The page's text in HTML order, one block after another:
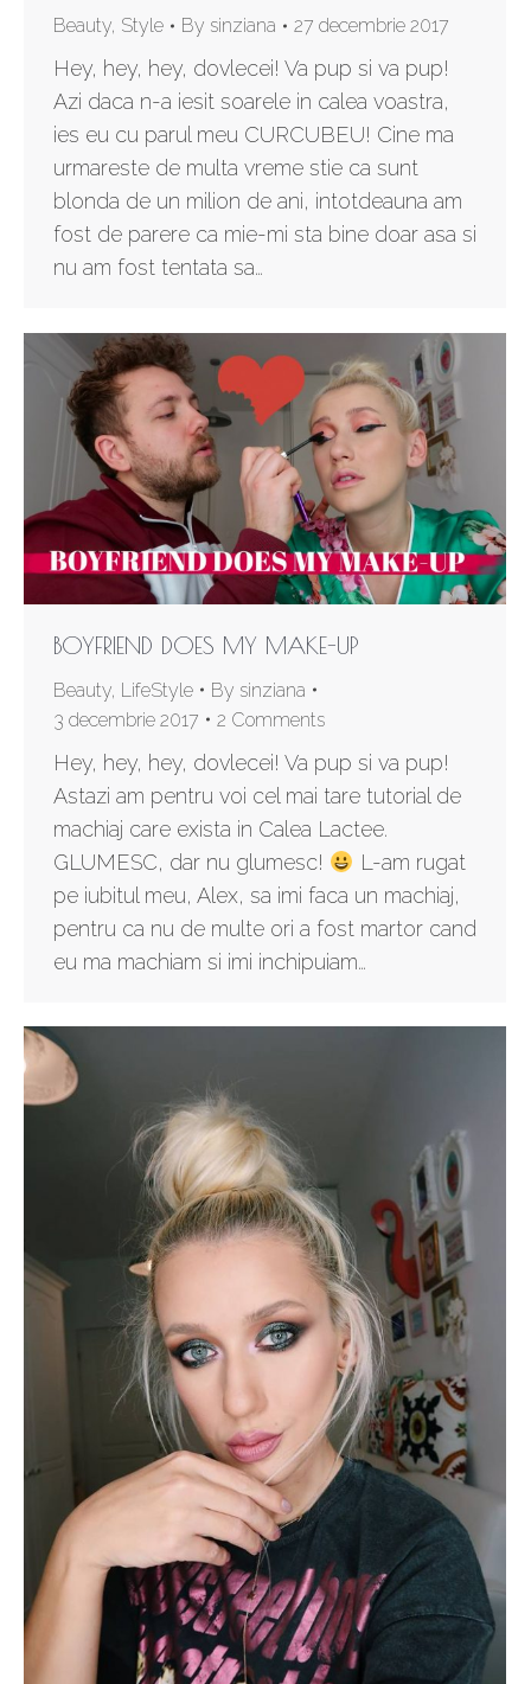
Beauty, Style By sinziana 27 decembrie 2017
Hey, hey, hey, dovlecei! Va pup si va pup!
Azi daca n-a iesit soarele in calea voastra,
ies eu cu parul meu CURCUBEU! Cine ma
urmareste de multa vreme stie ca sunt
blonda de un milion de ani, intotdeauna am
fost de parere ca mie-mi sta bine doar asa si
nu am fost tentata sa…
BOYFRIEND DOES MY MAKE-UP
Beauty, LifeStyle By sinziana
3 decembrie 2017
2 Comments
Hey, hey, hey, dovlecei! Va pup si va pup!
Astazi am pentru voi cel mai tare tutorial de
machiaj care exista in Calea Lactee.
GLUMESC, dar nu glumesc!
L-am rugat
pe iubitul meu, Alex, sa imi faca un machiaj,
pentru ca nu de multe ori a fost martor cand
eu ma machiam si imi inchipuiam…